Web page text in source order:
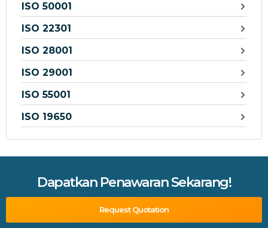
ISO 50001
ISO 22301
ISO 28001
ISO 29001
ISO 55001
ISO 19650
Dapatkan Penawaran Sekarang!
Request Quotation